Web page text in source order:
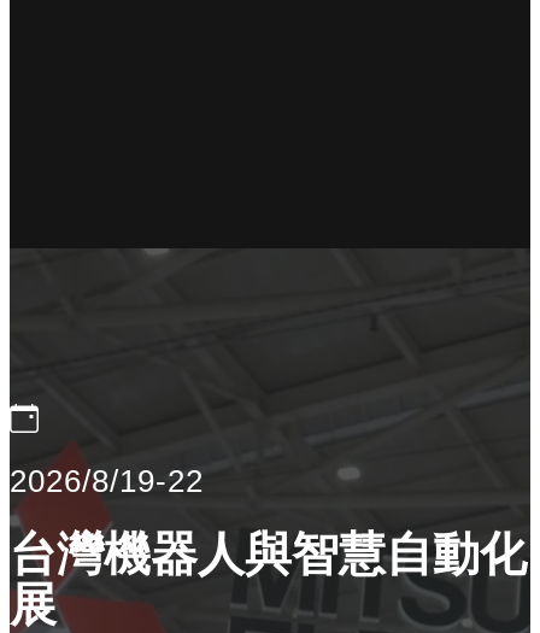
2026/8/19-22
台灣機器人與智慧自動化
展